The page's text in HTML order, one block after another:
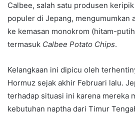
Calbee, salah satu produsen
populer di Jepang, mengumumkan
ke kemasan monokrom (hitam-
termasuk Calbee Potato Chips.
Kelangkaan ini dipicu oleh
Hormuz sejak akhir Februari lalu.
terhadap situasi ini karena mereka
kebutuhan naptha dari Timur